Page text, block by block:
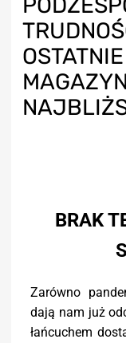
BRAK
Zarówno
dają nam już
łańcuchem